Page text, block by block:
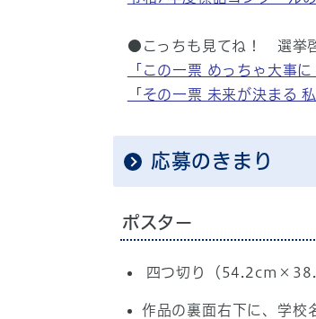
●こっちも見てね！ 選挙
「この一票 めっちゃ大事
「その一票 未来が決まる
応募のきまり
ポスター
四つ切り（
作品の裏面右下に、学校